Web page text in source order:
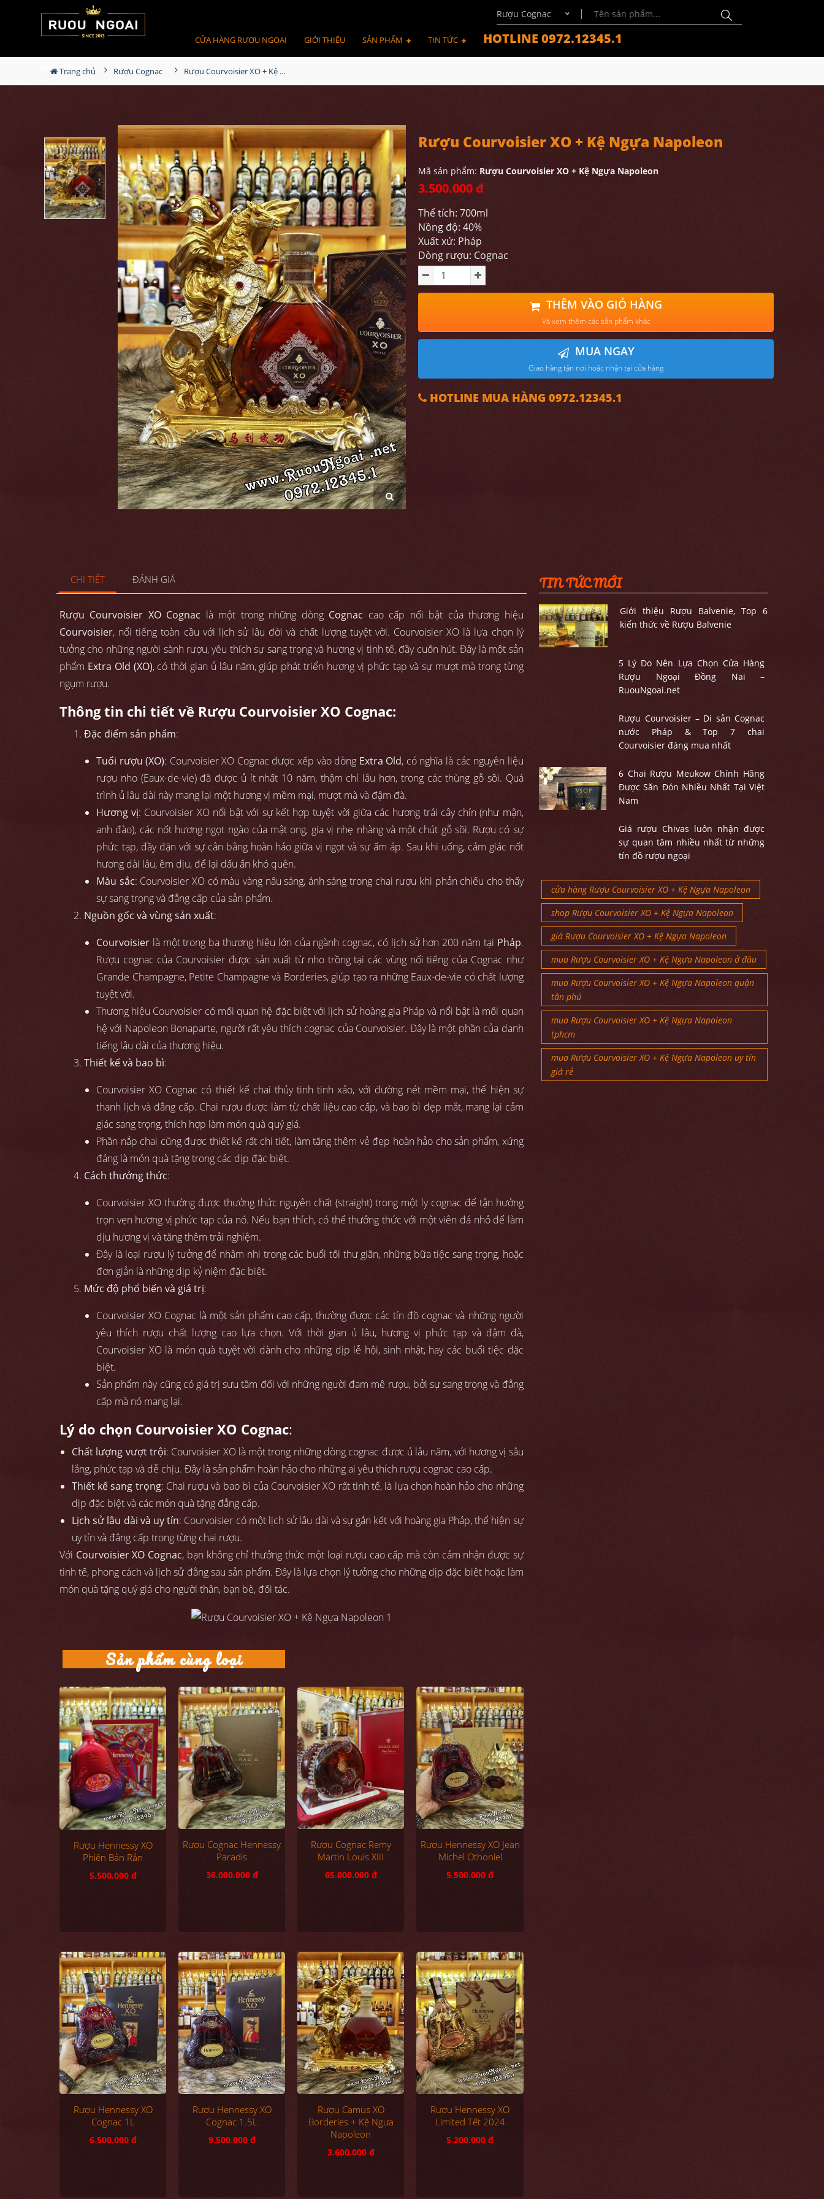
Rượu Cognac
CỬA HÀNG RƯỢU NGOẠI GIỚI THIỆU SẢN PHẨM TIN TỨC HOTLINE 0972.12345.1
0 Giỏ hàng
Trang chủ Rượu Cognac Rượu Courvoisier XO + Kệ Ngựa Napoleon
Rượu Courvoisier XO + Kệ Ngựa Napoleon
Mã sản phẩm: Rượu Courvoisier XO + Kệ Ngựa Napoleon
3.500.000 đ
Thể tích: 700ml
Nồng độ: 40%
Xuất xứ: Pháp
Dòng rượu: Cognac
THÊM VÀO GIỎ HÀNG
Và xem thêm các sản phẩm khác
MUA NGAY
Giao hàng tận nơi hoặc nhận tại cửa hàng
HOTLINE MUA HÀNG 0972.12345.1
CHI TIẾT ĐÁNH GIÁ
Rượu Courvoisier XO Cognac là một trong những dòng Cognac cao cấp nổi bật của thương hiệu
Courvoisier, nổi tiếng toàn cầu với lịch sử lâu đời và chất lượng tuyệt vời. Courvoisier XO là lựa chọn lý
tưởng cho những người sành rượu, yêu thích sự sang trọng và hương vị tinh tế, đầy cuốn hút. Đây là một sản
phẩm Extra Old (XO), có thời gian ủ lâu năm, giúp phát triển hương vị phức tạp và sự mượt mà trong từng
ngụm rượu.
Thông tin chi tiết về Rượu Courvoisier XO Cognac:
Đặc điểm sản phẩm:
Tuổi rượu (XO): Courvoisier XO Cognac được xếp vào dòng Extra Old, có nghĩa là các nguyên liệu
rượu nho (Eaux-de-vie) đã được ủ ít nhất 10 năm, thậm chí lâu hơn, trong các thùng gỗ sồi. Quá
trình ủ lâu dài này mang lại một hương vị mềm mại, mượt mà và đậm đà.
Hương vị: Courvoisier XO nổi bật với sự kết hợp tuyệt vời giữa các hương trái cây chín (như mận,
anh đào), các nốt hương ngọt ngào của mật ong, gia vị nhẹ nhàng và một chút gỗ sồi. Rượu có sự
phức tạp, đầy đặn với sự cân bằng hoàn hảo giữa vị ngọt và sự ấm áp. Sau khi uống, cảm giác nốt
hương dài lâu, êm dịu, để lại dấu ấn khó quên.
Màu sắc: Courvoisier XO có màu vàng nâu sáng, ánh sáng trong chai rượu khi phản chiếu cho thấy
sự sang trọng và đẳng cấp của sản phẩm.
Nguồn gốc và vùng sản xuất:
Courvoisier là một trong ba thương hiệu lớn của ngành cognac, có lịch sử hơn 200 năm tại Pháp.
Rượu cognac của Courvoisier được sản xuất từ nho trồng tại các vùng nổi tiếng của Cognac như
Grande Champagne, Petite Champagne và Borderies, giúp tạo ra những Eaux-de-vie có chất lượng
tuyệt vời.
Thương hiệu Courvoisier có mối quan hệ đặc biệt với lịch sử hoàng gia Pháp và nổi bật là mối quan
hệ với Napoleon Bonaparte, người rất yêu thích cognac của Courvoisier. Đây là một phần của danh
tiếng lâu dài của thương hiệu.
Thiết kế và bao bì:
Courvoisier XO Cognac có thiết kế chai thủy tinh tinh xảo, với đường nét mềm mại, thể hiện sự
thanh lịch và đẳng cấp. Chai rượu được làm từ chất liệu cao cấp, và bao bì đẹp mắt, mang lại cảm
giác sang trọng, thích hợp làm món quà quý giá.
Phần nắp chai cũng được thiết kế rất chi tiết, làm tăng thêm vẻ đẹp hoàn hảo cho sản phẩm, xứng
đáng là món quà tặng trong các dịp đặc biệt.
Cách thưởng thức:
Courvoisier XO thường được thưởng thức nguyên chất (straight) trong một ly cognac để tận hưởng
trọn vẹn hương vị phức tạp của nó. Nếu bạn thích, có thể thưởng thức với một viên đá nhỏ để làm
dịu hương vị và tăng thêm trải nghiệm.
Đây là loại rượu lý tưởng để nhâm nhi trong các buổi tối thư giãn, những bữa tiệc sang trọng, hoặc
đơn giản là những dịp kỷ niệm đặc biệt.
Mức độ phổ biến và giá trị:
Courvoisier XO Cognac là một sản phẩm cao cấp, thường được các tín đồ cognac và những người
yêu thích rượu chất lượng cao lựa chọn. Với thời gian ủ lâu, hương vị phức tạp và đậm đà,
Courvoisier XO là món quà tuyệt vời dành cho những dịp lễ hội, sinh nhật, hay các buổi tiệc đặc
biệt.
Sản phẩm này cũng có giá trị sưu tầm đối với những người đam mê rượu, bởi sự sang trọng và đẳng
cấp mà nó mang lại.
Lý do chọn Courvoisier XO Cognac:
Chất lượng vượt trội: Courvoisier XO là một trong những dòng cognac được ủ lâu năm, với hương vị sâu
lắng, phức tạp và dễ chịu. Đây là sản phẩm hoàn hảo cho những ai yêu thích rượu cognac cao cấp.
Thiết kế sang trọng: Chai rượu và bao bì của Courvoisier XO rất tinh tế, là lựa chọn hoàn hảo cho những
dịp đặc biệt và các món quà tặng đẳng cấp.
Lịch sử lâu dài và uy tín: Courvoisier có một lịch sử lâu dài và sự gắn kết với hoàng gia Pháp, thể hiện sự
uy tín và đẳng cấp trong từng chai rượu.
Với Courvoisier XO Cognac, bạn không chỉ thưởng thức một loại rượu cao cấp mà còn cảm nhận được sự
tinh tế, phong cách và lịch sử đằng sau sản phẩm. Đây là lựa chọn lý tưởng cho những dịp đặc biệt hoặc làm
món quà tặng quý giá cho người thân, bạn bè, đối tác.
Sản phẩm cùng loại
Rượu Hennessy XO
Phiên Bản Rắn
5.500.000 đ
Rượu Cognac Hennessy
Paradis
36.000.000 đ
Rượu Cognac Remy
Martin Louis XIII
65.000.000 đ
Rượu Hennessy XO Jean
Michel Othoniel
5.500.000 đ
Rượu Hennessy XO
Cognac 1L
6.500.000 đ
Rượu Hennessy XO
Cognac 1.5L
9.500.000 đ
Rượu Camus XO
Borderies + Kệ Ngựa
Napoleon
3.600.000 đ
Rượu Hennessy XO
Limited Tết 2024
5.200.000 đ
TIN TỨC MỚI
Giới thiệu Rượu Balvenie, Top 6
kiến thức về Rượu Balvenie
5 Lý Do Nên Lựa Chọn Cửa Hàng
Rượu Ngoại Đồng Nai –
RuouNgoai.net
Rượu Courvoisier – Di sản Cognac
nước Pháp & Top 7 chai
Courvoisier đáng mua nhất
6 Chai Rượu Meukow Chính Hãng
Được Săn Đón Nhiều Nhất Tại Việt
Nam
Giá rượu Chivas luôn nhận được
sự quan tâm nhiều nhất từ những
tín đồ rượu ngoại
cửa hàng Rượu Courvoisier XO + Kệ Ngựa Napoleon
shop Rượu Courvoisier XO + Kệ Ngựa Napoleon
giá Rượu Courvoisier XO + Kệ Ngựa Napoleon
mua Rượu Courvoisier XO + Kệ Ngựa Napoleon ở đâu
mua Rượu Courvoisier XO + Kệ Ngựa Napoleon quận
tân phú
mua Rượu Courvoisier XO + Kệ Ngựa Napoleon
tphcm
mua Rượu Courvoisier XO + Kệ Ngựa Napoleon uy tín
giá rẻ